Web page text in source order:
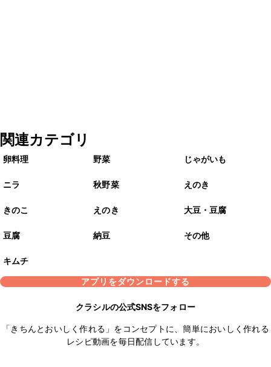
関連カテゴリ
卵料理 野菜 じゃがいも
ニラ 秋野菜 えのき
きのこ えのき 大豆・豆腐
豆腐 納豆 その他
キムチ
アプリをダウンロードする
クラシルの公式SNSをフォロー
「きちんとおいしく作れる」をコンセプトに、簡単においしく作れる
レシピ動画を毎日配信しています。